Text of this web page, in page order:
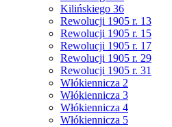
Kilińskiego 36
Rewolucji 1905 r. 13
Rewolucji 1905 r. 15
Rewolucji 1905 r. 17
Rewolucji 1905 r. 29
Rewolucji 1905 r. 31
Włókiennicza 2
Włókiennicza 3
Włókiennicza 4
Włókiennicza 5